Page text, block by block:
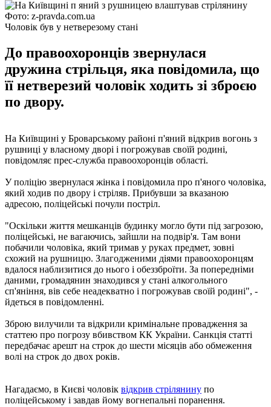
Фото: z-pravda.com.ua
Чоловік був у нетверезому стані
До правоохоронців звернулася
дружина стрільця, яка повідомила, що
її нетверезий чоловік ходить зі зброєю
по двору.
На Київщині у Броварському районі п'яний відкрив вогонь з
рушниці у власному дворі і погрожував своїй родині,
повідомляє прес-служба правоохоронців області.
У поліцію звернулася жінка і повідомила про п'яного чоловіка,
який ходив по двору і стріляв. Прибувши за вказаною
адресою, поліцейські почули постріл.
"Оскільки життя мешканців будинку могло бути під загрозою,
поліцейські, не вагаючись, зайшли на подвір'я. Там вони
побачили чоловіка, який тримав у руках предмет, зовні
схожий на рушницю. Злагодженими діями правоохоронцям
вдалося наблизитися до нього і обеззброїти. За попередніми
даними, громадянин знаходився у стані алкогольного
сп'яніння, вів себе неадекватно і погрожував своїй родині", -
йдеться в повідомленні.
Зброю вилучили та відкрили кримінальне провадження за
статтею про погрозу вбивством КК України. Санкція статті
передбачає арешт на строк до шести місяців або обмеження
волі на строк до двох років.
Нагадаємо, в Києві чоловік відкрив стрілянину по
поліцейському і завдав йому вогнепальні поранення.